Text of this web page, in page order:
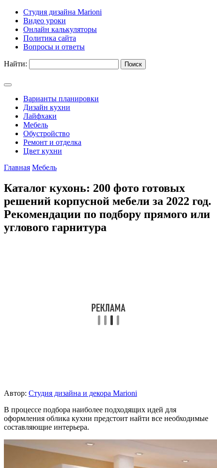
Студия дизайна Marioni
Видео уроки
Онлайн калькуляторы
Политика сайта
Вопросы и ответы
Найти:
Варианты планировки
Дизайн кухни
Лайфхаки
Мебель
Обустройство
Ремонт и отделка
Цвет кухни
Главная Мебель
Каталог кухонь: 200 фото готовых
решений корпусной мебели за 2022 год.
Рекомендации по подбору прямого или
углового гарнитура
Автор: Студия дизайна и декора Marioni
В процессе подбора наиболее подходящих идей для
оформления облика кухни предстоит найти все необходимые
составляющие интерьера.